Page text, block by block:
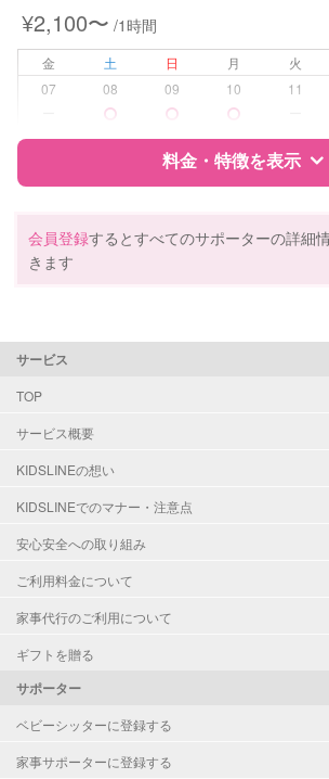
子育て経験
病児、病後児、と
対応可否は個別に
レッスン なし
定期予約
（定期特典）
¥2,100〜 /1時間
金 土 日 月 火
07
08 09 10 11
料金・特徴を表示
資格
企業型割引対象(
対応可能/特徴
病児対応
レッスン
会員登録するとすべてのサポーターの詳細
きます
サービス
TOP
サービス概要
KIDSLINEの想い
KIDSLINEでのマナー・注意点
安心安全への取り組み
ご利用料金について
家事代行のご利用について
ギフトを贈る
サポーター
ベビーシッターに登録する
家事サポーターに登録する